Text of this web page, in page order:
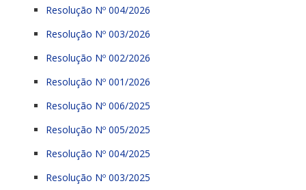
Resolução Nº 004/2026
Resolução Nº 003/2026
Resolução Nº 002/2026
Resolução Nº 001/2026
Resolução Nº 006/2025
Resolução Nº 005/2025
Resolução Nº 004/2025
Resolução Nº 003/2025